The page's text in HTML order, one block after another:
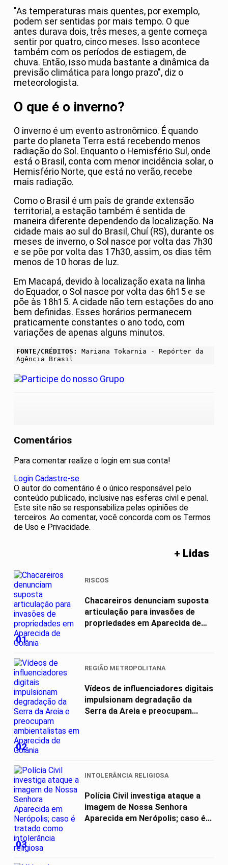
"As temperaturas mais quentes, por exemplo,
podem ser sentidas por mais tempo. O que
antes durava dois, três meses, a gente começa
sentir por quatro, cinco meses. Isso acontece
também com os períodos de estiagem, de
chuva. Então, isso muda bastante a dinâmica da
previsão climática para longo prazo", diz o
meteorologista.
O que é o inverno?
O inverno é um evento astronômico. É quando
parte do planeta Terra está recebendo menos
radiação do Sol. Enquanto o Hemisfério Sul, onde
está o Brasil, conta com menor incidência solar, o
Hemisfério Norte, que está no verão, recebe
mais radiação.
Como o Brasil é um país de grande extensão
territorial, a estação também é sentida de
maneira diferente dependendo da localização. Na
cidade mais ao sul do Brasil, Chuí (RS), durante os
meses de inverno, o Sol nasce por volta das 7h30
e se põe por volta das 17h30, assim, os dias têm
menos de 10 horas de luz.
Em Macapá, devido à localização exata na linha
do Equador, o Sol nasce por volta das 6h15 e se
põe às 18h15. A cidade não tem estações do ano
bem definidas. Esses horários permanecem
praticamente constantes o ano todo, com
variações de apenas alguns minutos.
FONTE/CRÉDITOS:
Mariana Tokarnia - Repórter da
Agência Brasil
Comentários
Para comentar realize o login em sua conta!
Login Cadastre-se
O autor do comentário é o único responsável pelo
conteúdo publicado, inclusive nas esferas civil e penal.
Este site não se responsabiliza pelas opiniões de
terceiros. Ao comentar, você concorda com os Termos
de Uso e Privacidade.
+ Lidas
01
RISCOS
Chacareiros denunciam suposta
articulação para invasões de
propriedades em Aparecida de
02
REGIÃO METROPOLITANA
Vídeos de influenciadores digitais
impulsionam degradação da
Serra da Areia e preocupam...
03
INTOLERÂNCIA RELIGIOSA
Polícia Civil investiga ataque a
imagem de Nossa Senhora
Aparecida em Nerópolis; caso é...